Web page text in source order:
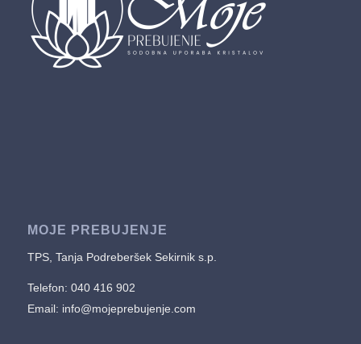
MOJE PREBUJENJE
TPS, Tanja Podreberšek Sekirnik s.p.
Telefon: 040 416 902
Email: info@mojeprebujenje.com